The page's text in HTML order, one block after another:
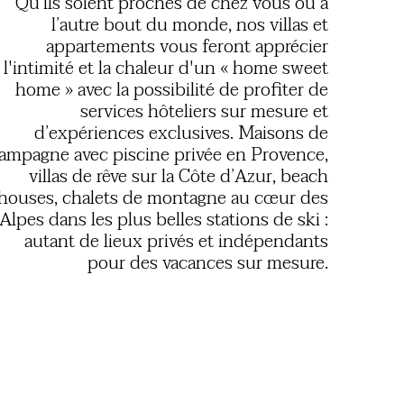
l’autre bout du monde, nos villas et
appartements vous feront apprécier
l'intimité et la chaleur d'un « home sweet
home » avec la possibilité de profiter de
services hôteliers sur mesure et
d’expériences exclusives. Maisons de
avec piscine privée en Provence,
villas de rêve sur la Côte d’Azur, beach
chalets de montagne au cœur des
Alpes dans les plus belles stations de ski :
autant de lieux privés et indépendants
pour des vacances sur mesure.